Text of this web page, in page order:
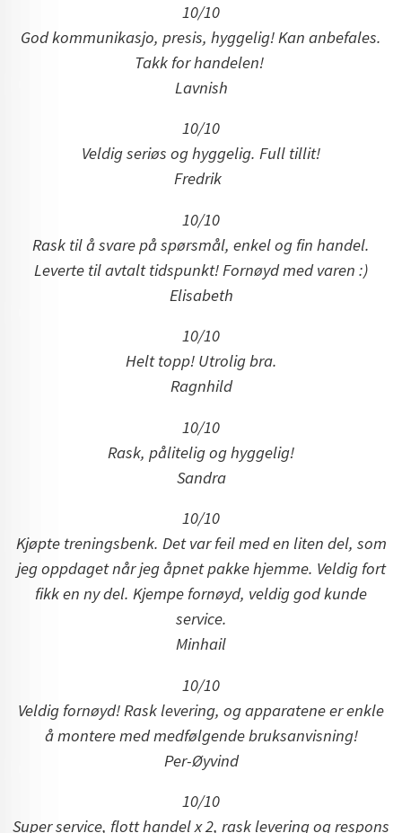
10/10
God kommunikasjo, presis, hyggelig! Kan anbefales.
Takk for handelen!
Lavnish
10/10
Veldig seriøs og hyggelig. Full tillit!
Fredrik
10/10
Rask til å svare på spørsmål, enkel og fin handel.
Leverte til avtalt tidspunkt! Fornøyd med varen :)
Elisabeth
10/10
Helt topp! Utrolig bra.
Ragnhild
10/10
Rask, pålitelig og hyggelig!
Sandra
10/10
Kjøpte treningsbenk. Det var feil med en liten del, som
jeg oppdaget når jeg åpnet pakke hjemme. Veldig fort
fikk en ny del. Kjempe fornøyd, veldig god kunde
service.
Minhail
10/10
Veldig fornøyd! Rask levering, og apparatene er enkle
å montere med medfølgende bruksanvisning!
Per-Øyvind
10/10
Super service, flott handel x 2, rask levering og respons